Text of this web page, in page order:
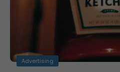
Advertising